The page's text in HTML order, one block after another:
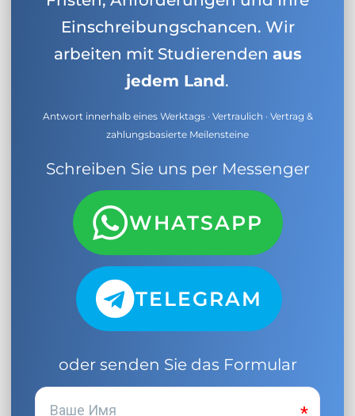
Einschreibungschancen. Wir
arbeiten mit Studierenden aus
jedem Land.
Antwort innerhalb eines Werktags · Vertraulich · Vertrag &
zahlungsbasierte Meilensteine
Schreiben Sie uns per Messenger
WHATSAPP
TELEGRAM
oder senden Sie das Formular